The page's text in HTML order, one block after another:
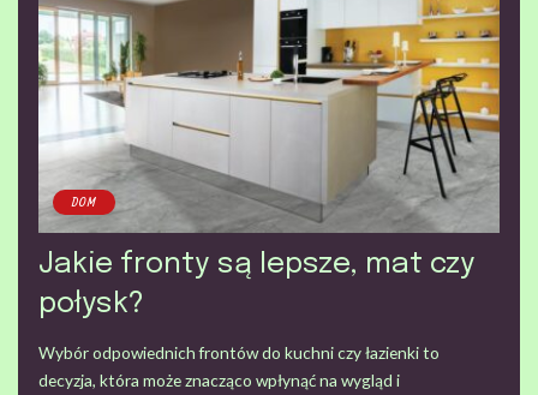
DOM
Jakie fronty są lepsze, mat czy
połysk?
Wybór odpowiednich frontów do kuchni czy łazienki to
decyzja, która może znacząco wpłynąć na wygląd i